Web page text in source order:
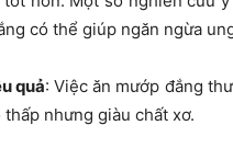
có thể giúp ngăn ngừa
quả: Việc ăn mướp đắng
nhưng giàu chất xơ.